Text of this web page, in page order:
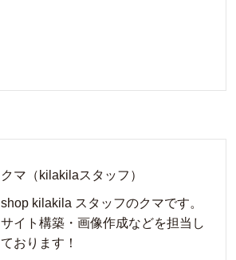
クマ（kilakilaスタッフ）
shop kilakila スタッフのクマです。
サイト構築・画像作成などを担当し
ております！